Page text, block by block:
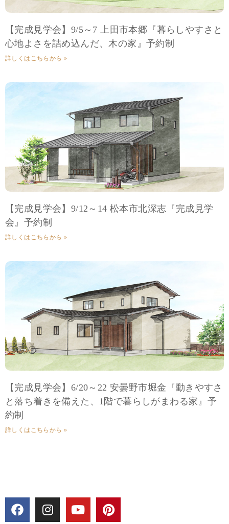
【完成見学会】9/5～7 上田市本郷『暮らしやすさと
心地よさを詰め込んだ、木の家』予約制
詳しくはこちらから »
【完成見学会】9/12～14 松本市北深志『完成見学
会』予約制
詳しくはこちらから »
【完成見学会】6/20～22 安曇野市堀金『動きやすさ
と落ち着きを備えた、1階で暮らしがまわる家』予
約制
詳しくはこちらから »